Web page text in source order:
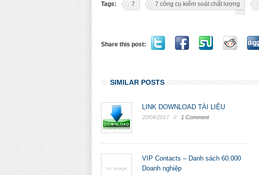
Tags: 7 7 công cụ kiểm soát chất lượng
Share this post:
SIMILAR POSTS
LINK DOWNLOAD TÀI LIỆU
20/04/2017 // 1 Comment
VIP Contacts – Danh sách 60.000
Doanh nghiệp